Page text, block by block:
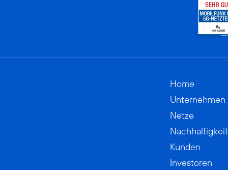
Home
Unternehmen
Netze
Nachhaltigkeit
Kunden
Investoren